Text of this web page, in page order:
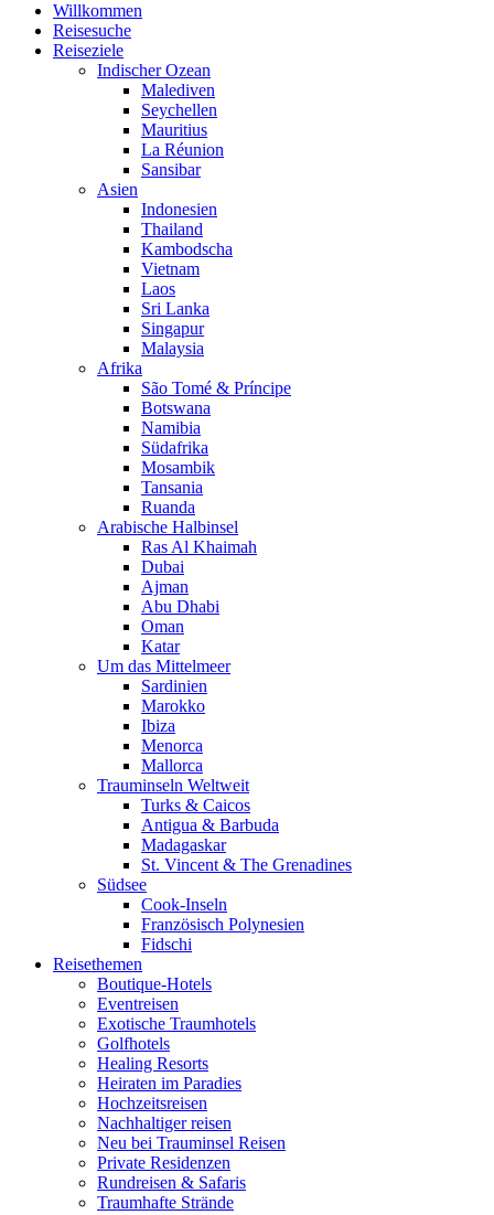
Willkommen
Reisesuche
Reiseziele
Indischer Ozean
Malediven
Seychellen
Mauritius
La Réunion
Sansibar
Asien
Indonesien
Thailand
Kambodscha
Vietnam
Laos
Sri Lanka
Singapur
Malaysia
Afrika
São Tomé & Príncipe
Botswana
Namibia
Südafrika
Mosambik
Tansania
Ruanda
Arabische Halbinsel
Ras Al Khaimah
Dubai
Ajman
Abu Dhabi
Oman
Katar
Um das Mittelmeer
Sardinien
Marokko
Ibiza
Menorca
Mallorca
Trauminseln Weltweit
Turks & Caicos
Antigua & Barbuda
Madagaskar
St. Vincent & The Grenadines
Südsee
Cook-Inseln
Französisch Polynesien
Fidschi
Reisethemen
Boutique-Hotels
Eventreisen
Exotische Traumhotels
Golfhotels
Healing Resorts
Heiraten im Paradies
Hochzeitsreisen
Nachhaltiger reisen
Neu bei Trauminsel Reisen
Private Residenzen
Rundreisen & Safaris
Traumhafte Strände